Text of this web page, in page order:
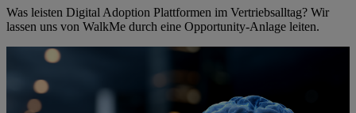
Was leisten Digital Adoption Plattformen im Vertriebsalltag? Wir
lassen uns von WalkMe durch eine Opportunity-Anlage leiten.